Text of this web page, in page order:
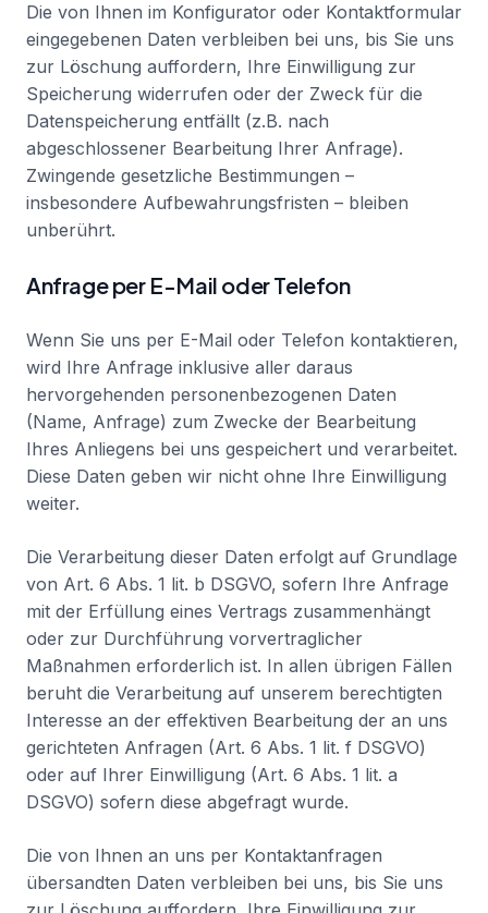
Die von Ihnen im Konfigurator oder Kontaktformular
eingegebenen Daten verbleiben bei uns, bis Sie uns
zur Löschung auffordern, Ihre Einwilligung zur
Speicherung widerrufen oder der Zweck für die
Datenspeicherung entfällt (z.B. nach
abgeschlossener Bearbeitung Ihrer Anfrage).
Zwingende gesetzliche Bestimmungen –
insbesondere Aufbewahrungsfristen – bleiben
unberührt.
Anfrage per E-Mail oder Telefon
Wenn Sie uns per E-Mail oder Telefon kontaktieren,
wird Ihre Anfrage inklusive aller daraus
hervorgehenden personenbezogenen Daten
(Name, Anfrage) zum Zwecke der Bearbeitung
Ihres Anliegens bei uns gespeichert und verarbeitet.
Diese Daten geben wir nicht ohne Ihre Einwilligung
weiter.
Die Verarbeitung dieser Daten erfolgt auf Grundlage
von Art. 6 Abs. 1 lit. b DSGVO, sofern Ihre Anfrage
mit der Erfüllung eines Vertrags zusammenhängt
oder zur Durchführung vorvertraglicher
Maßnahmen erforderlich ist. In allen übrigen Fällen
beruht die Verarbeitung auf unserem berechtigten
Interesse an der effektiven Bearbeitung der an uns
gerichteten Anfragen (Art. 6 Abs. 1 lit. f DSGVO)
oder auf Ihrer Einwilligung (Art. 6 Abs. 1 lit. a
DSGVO) sofern diese abgefragt wurde.
Die von Ihnen an uns per Kontaktanfragen
übersandten Daten verbleiben bei uns, bis Sie uns